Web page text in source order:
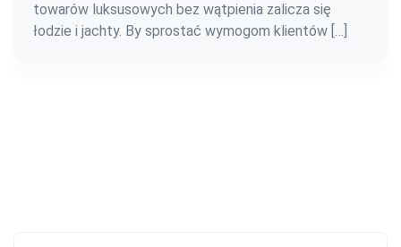
towarów luksusowych bez wątpienia zalicza się
łodzie i jachty. By sprostać wymogom klientów […]